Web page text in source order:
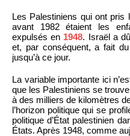
Les Palestiniens qui ont
avant 1982 étaient les
expulsés en 1948. Israël a
et, par conséquent, a fait
jusqu’à ce jour.
La variable importante ici
que les Palestiniens se
à des milliers de kilomètres
l’horizon politique qui se
politique d’État palestinien
États. Après 1948, comme